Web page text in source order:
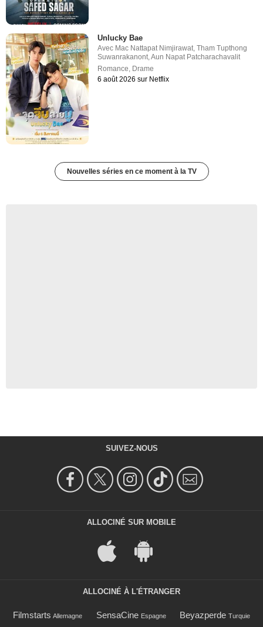
Unlucky Bae
Avec Mac Nattapat Nimjirawat,Tham Tupthong
Suwanrakanont,Aun Napat Patcharachavalit
Romance, Drame
6 août 2026 sur Netflix
Nouvelles séries en ce moment à la TV
SUIVEZ-NOUS
ALLOCINÉ SUR MOBILE
ALLOCINÉ À L'ÉTRANGER
Filmstarts Allemagne SensaCine Espagne Beyazperde Turquie